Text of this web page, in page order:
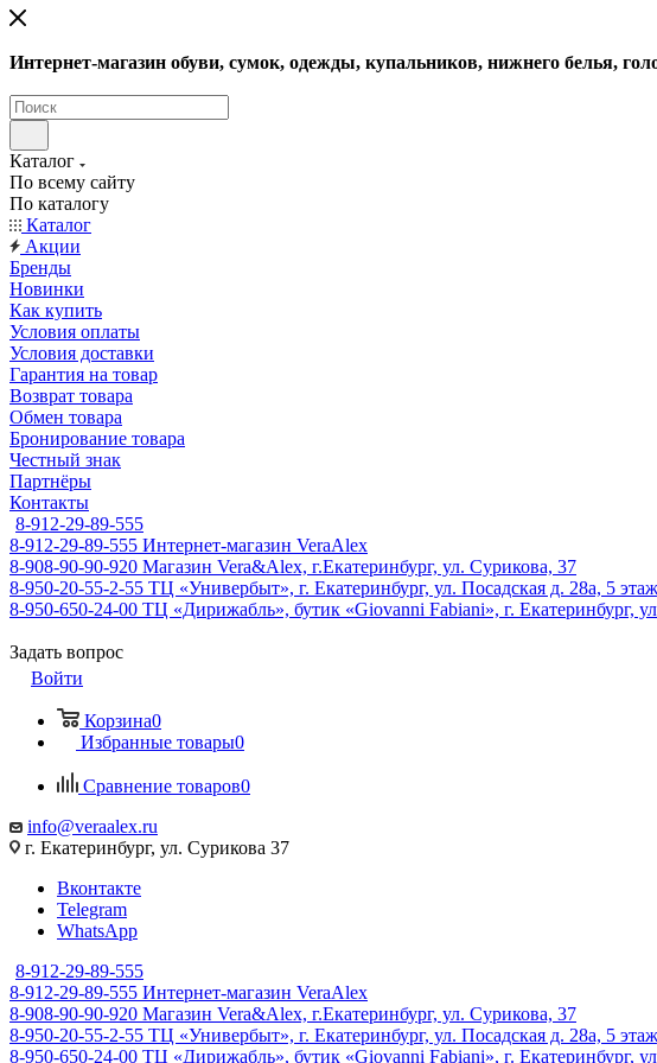
Интернет-магазин обуви, сумок, одежды, купальников, нижнего белья,
Каталог
По всему сайту
По каталогу
Каталог
Акции
Бренды
Новинки
Как купить
Условия оплаты
Условия доставки
Гарантия на товар
Возврат товара
Обмен товара
Бронирование товара
Честный знак
Партнёры
Контакты
8-912-29-89-555
8-912-29-89-555 Интернет-магазин VeraAlex
8-908-90-90-920 Магазин Vera&Alex, г.Екатеринбург, ул. Сурикова, 37
8-950-20-55-2-55 ТЦ «Универбыт», г. Екатеринбург, ул. Посадская д. 28а, 5
8-950-650-24-00 ТЦ «Дирижабль», бутик «Giovanni Fabiani», г. Екатеринбург,
Задать вопрос
Войти
Корзина0
Избранные товары0
Сравнение товаров0
info@veraalex.ru
г. Екатеринбург, ул. Сурикова 37
Вконтакте
Telegram
WhatsApp
8-912-29-89-555
8-912-29-89-555 Интернет-магазин VeraAlex
8-908-90-90-920 Магазин Vera&Alex, г.Екатеринбург, ул. Сурикова, 37
8-950-20-55-2-55 ТЦ «Универбыт», г. Екатеринбург, ул. Посадская д. 28а, 5
8-950-650-24-00 ТЦ «Дирижабль», бутик «Giovanni Fabiani», г. Екатеринбург,